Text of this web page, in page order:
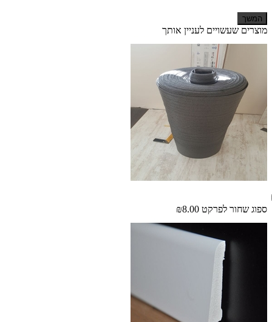
המשך
מוצרים שעשויים לעניין אותך
ספוג שחור לפרקט ₪8.00